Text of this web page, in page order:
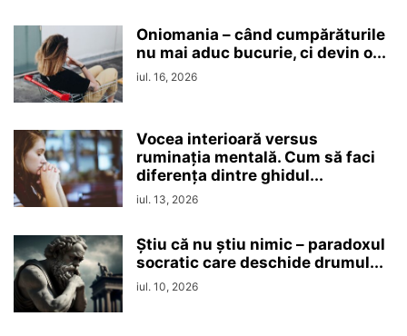
Oniomania – când cumpărăturile
nu mai aduc bucurie, ci devin o...
iul. 16, 2026
Vocea interioară versus
ruminaţia mentală. Cum să faci
diferența dintre ghidul...
iul. 13, 2026
Ştiu că nu ştiu nimic – paradoxul
socratic care deschide drumul...
iul. 10, 2026